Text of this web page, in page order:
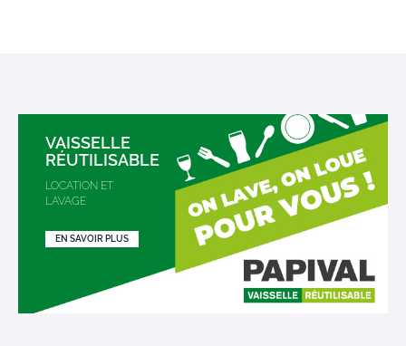
VAISSELLE
RÉUTILISABLE
LOCATION ET
LAVAGE
EN SAVOIR PLUS